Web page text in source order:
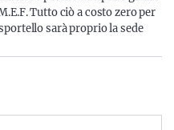
Tutto ciò a costo zero per
sarà proprio la sede